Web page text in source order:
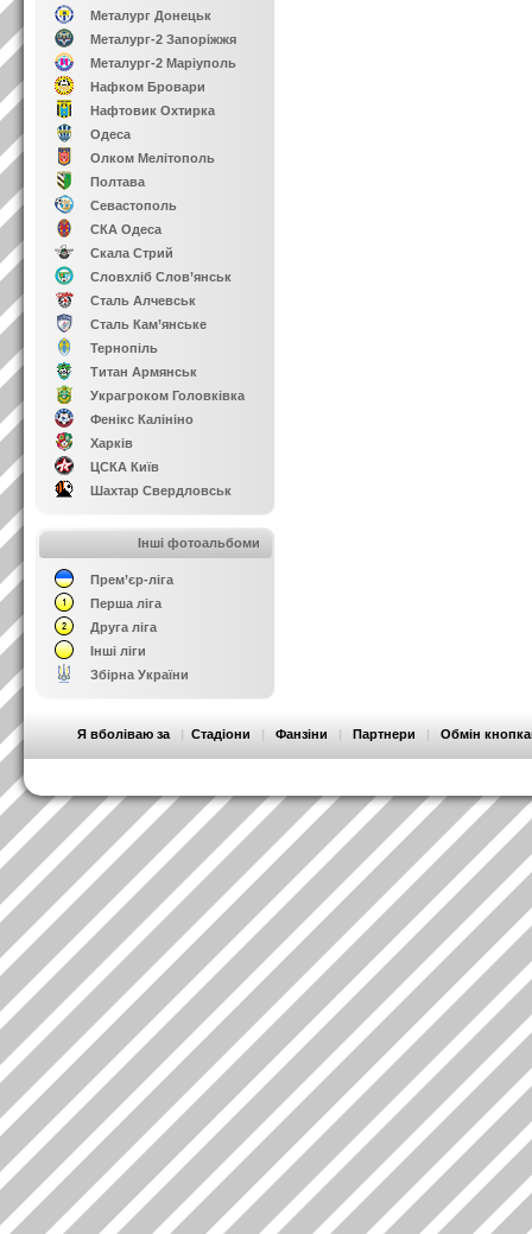
Металург Донецьк
Металург-2 Запоріжжя
Металург-2 Маріуполь
Нафком Бровари
Нафтовик Охтирка
Одеса
Олком Мелітополь
Полтава
Севастополь
СКА Одеса
Скала Стрий
Словхліб Слов’янськ
Сталь Алчевськ
Сталь Кам’янське
Тернопіль
Титан Армянськ
Украгроком Головківка
Фенікс Калініно
Харків
ЦСКА Київ
Шахтар Свердловськ
Інші фотоальбоми
Прем’єр-ліга
Перша ліга
Друга ліга
Інші ліги
Збірна України
Я вболіваю за | Стадіони | Фанзіни | Партнери | Обмін